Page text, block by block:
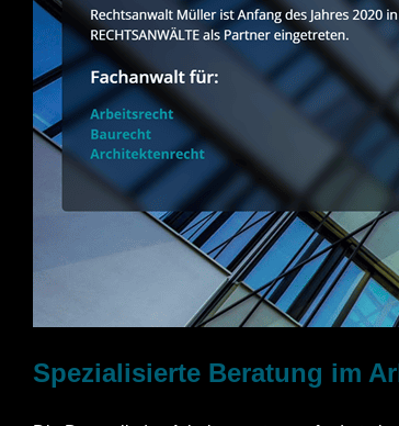
Spezialisierte Beratung im